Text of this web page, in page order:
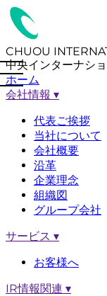
CHUOU
中央インターナシ
ホーム
会社情報 ▾
代表ご挨拶
当社について
会社概要
沿革
企業理念
組織図
グループ会社
サービス ▾
お客様へ
IR情報関連 ▾